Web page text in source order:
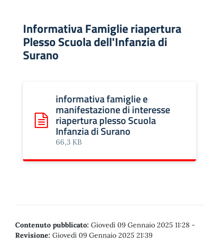
Informativa Famiglie riapertura
Plesso Scuola dell'Infanzia di
Surano
Scarica: informativa famiglie e manifestazione di
informativa famiglie e
manifestazione di interesse
riapertura plesso Scuola
Infanzia di Surano
66,3 KB
Contenuto pubblicato: Giovedì 09 Gennaio 2025 11:28 -
Revisione: Giovedì 09 Gennaio 2025 21:39